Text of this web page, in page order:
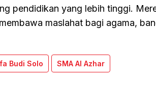
pendidikan yang lebih tinggi.
maslahat bagi agama,
Budi Solo SMA Al Azhar